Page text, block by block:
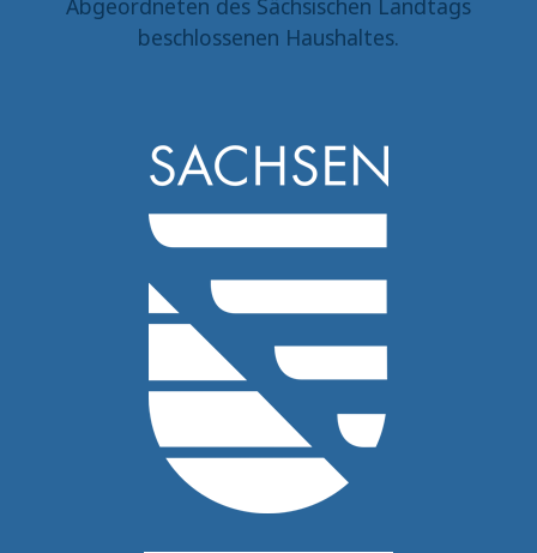
Abgeordneten des Sächsischen Landtags
beschlossenen Haushaltes.